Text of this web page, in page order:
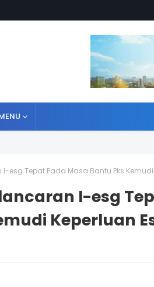
I-esg Tepat Pada Masa Bantu Pks
I-esg
Keperluan